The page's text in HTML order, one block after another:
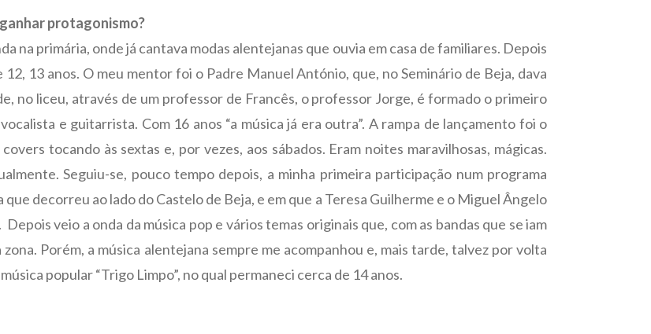
protagonismo?
na primária, onde já cantava modas alentejanas que ouvia em casa de familiares. Depois
13 anos. O meu mentor foi o Padre Manuel António, que, no Seminário de Beja, dava
no liceu, através de um professor de Francês, o professor Jorge, é formado o primeiro
e guitarrista. Com 16 anos “a música já era outra”. A rampa de lançamento foi o
tocando às sextas e, por vezes, aos sábados. Eram noites maravilhosas, mágicas.
Seguiu-se, pouco tempo depois, a minha primeira participação num programa
que decorreu ao lado do Castelo de Beja, e em que a Teresa Guilherme e o Miguel Ângelo
veio a onda da música pop e vários temas originais que, com as bandas que se iam
Porém, a música alentejana sempre me acompanhou e, mais tarde, talvez por volta
popular “Trigo Limpo”, no qual permaneci cerca de 14 anos.